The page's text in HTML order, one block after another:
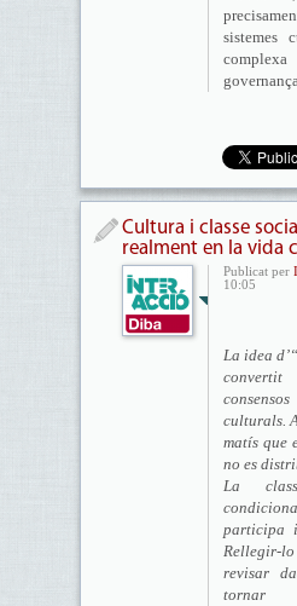
sistemes
Cultura i classe
realment en la vida
Publicat per
10:05
La idea
culturals.
matís que
no es
La
participa
Rellegir-
revisar
tornar